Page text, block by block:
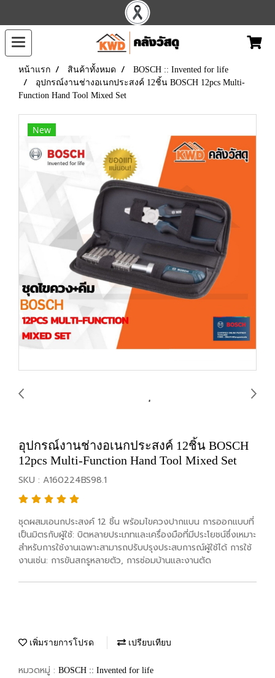
หน้าแรก สินค้าทั้งหมด
BOSCH :: Invented for life
อุปกรณ์งานช่างอเนกประสงค์ 12ชิ้น BOSCH 12pcs Multi-
Function Hand Tool Mixed Set
New
อุปกรณ์งานช่างอเนกประสงค์ 12ชิ้น BOSCH
12pcs Multi-Function Hand Tool Mixed Set
SKU : A160224BS98.1
ชุดผสมเอนกประสงค์ 12 ชิ้น พร้อมไขควงปากแบน การออกแบบที่
เป็นมิตรกับผู้ใช้: บิตหลายประเภทและเครื่องมือที่มีประโยชน์ซึ่งเหมาะ
สำหรับการใช้งานเฉพาะสามารถปรับปรุงประสบการณ์ผู้ใช้ได้ การใช้
งานเช่น: การขันสกรูหลายตัว, การซ่อมบ้านและงานตัด
เพิ่มรายการโปรด เปรียบเทียบ
หมวดหมู่ : BOSCH :: Invented for life